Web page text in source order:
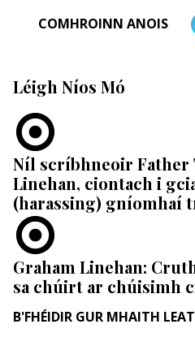
COMHROINN ANOIS
Léigh Níos Mó
Níl scríbhneoir Father
Linehan, ciontach i
(harassing) gníomhaí
Graham Linehan:
sa chúirt ar chúisimh
B'FHÉIDIR GUR MHAITH